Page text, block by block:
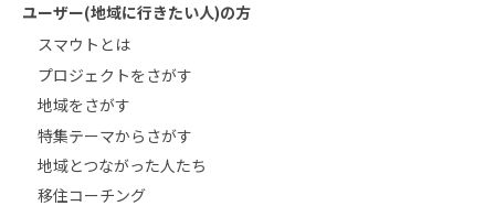
ユーザー(地域に行きたい人)の方
スマウトとは
プロジェクトをさがす
地域をさがす
特集テーマからさがす
地域とつながった人たち
移住コーチング